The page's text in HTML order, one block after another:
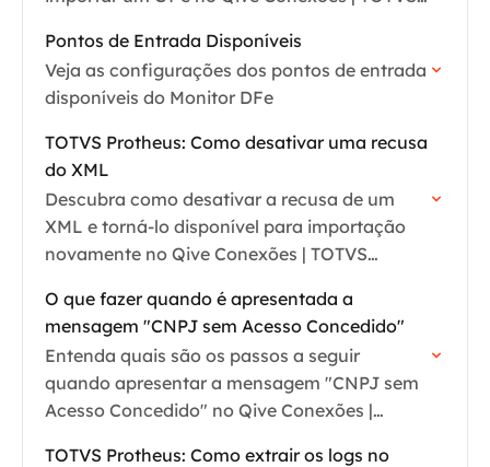
Pontos de Entrada Disponíveis
Veja as configurações dos pontos de entrada
disponíveis do Monitor DFe
TOTVS Protheus: Como desativar uma recusa
do XML
Descubra como desativar a recusa de um
XML e torná-lo disponível para importação
novamente no Qive Conexões | TOTVS
O que fazer quando é apresentada a
mensagem "CNPJ sem Acesso Concedido"
Entenda quais são os passos a seguir
quando apresentar a mensagem "CNPJ sem
Acesso Concedido" no Qive Conexões |
TOTVS Protheus: Como extrair os logs no